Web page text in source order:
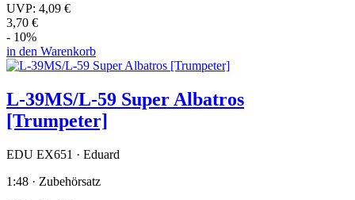
UVP: 4,09 €
3,70 €
- 10%
in den Warenkorb
L-39MS/L-59 Super Albatros
[Trumpeter]
EDU EX651 · Eduard
1:48 · Zubehörsatz